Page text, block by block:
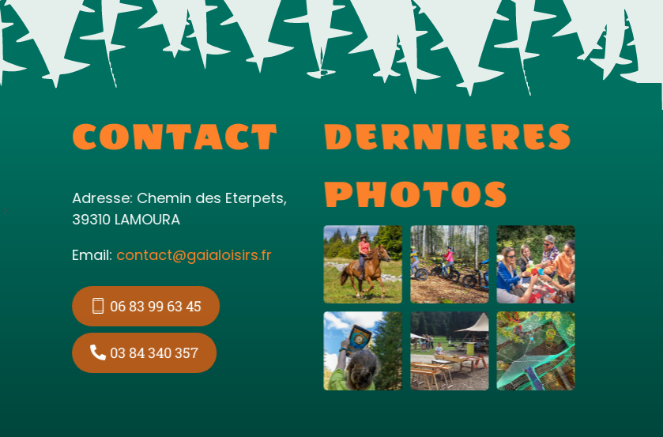
CONTACT
Adresse: Chemin des Eterpets,
39310 LAMOURA
Email: contact@gaialoisirs.fr
06 83 99 63 45
03 84 340 357
DERNIERES
PHOTOS